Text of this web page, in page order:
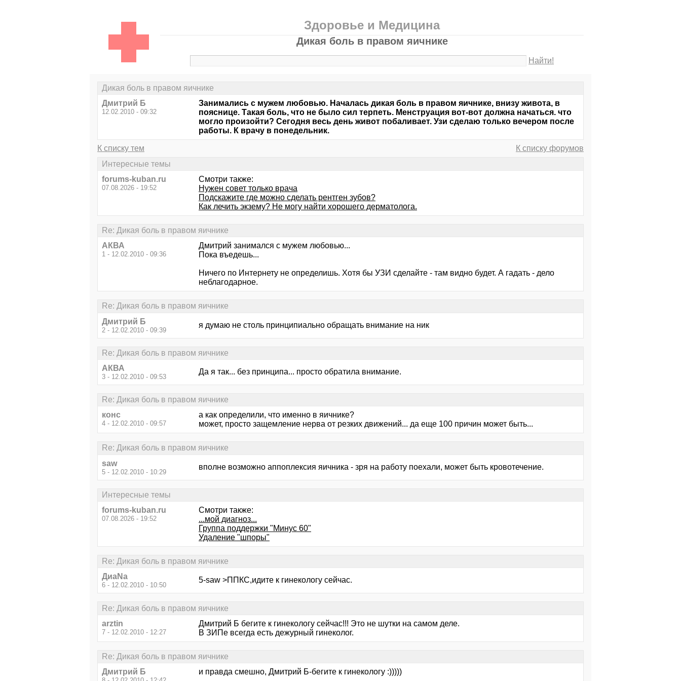
Здоровье и Медицина
Дикая боль в правом яичнике
Найти!
Дикая боль в правом яичнике
Дмитрий Б
12.02.2010 - 09:32
Занимались с мужем любовью. Началась дикая боль в правом яичнике, внизу живота, в
пояснице. Такая боль, что не было сил терпеть. Менструация вот-вот должна начаться. что
могло произойти? Сегодня весь день живот побаливает. Узи сделаю только вечером после
работы. К врачу в понедельник.
К списку тем
К списку форумов
Интересные темы
forums-kuban.ru
07.08.2026 - 19:52
Смотри также:
Нужен совет только врача
Подскажите где можно сделать рентген зубов?
Как лечить экзему? Не могу найти хорошего дерматолога.
Re: Дикая боль в правом яичнике
АКВА
1 - 12.02.2010 - 09:36
Дмитрий занимался с мужем любовью...
Пока въедешь...
Ничего по Интернету не определишь. Хотя бы УЗИ сделайте - там видно будет. А гадать - дело
неблагодарное.
Re: Дикая боль в правом яичнике
Дмитрий Б
2 - 12.02.2010 - 09:39
я думаю не столь принципиально обращать внимание на ник
Re: Дикая боль в правом яичнике
АКВА
3 - 12.02.2010 - 09:53
Да я так... без принципа... просто обратила внимание.
Re: Дикая боль в правом яичнике
конс
4 - 12.02.2010 - 09:57
а как определили, что именно в яичнике?
может, просто защемление нерва от резких движений... да еще 100 причин может быть...
Re: Дикая боль в правом яичнике
saw
5 - 12.02.2010 - 10:29
вполне возможно аппоплексия яичника - зря на работу поехали, может быть кровотечение.
Интересные темы
forums-kuban.ru
07.08.2026 - 19:52
Смотри также:
...мой диагноз...
Группа поддержки "Минус 60"
Удаление "шпоры"
Re: Дикая боль в правом яичнике
ДиаNa
6 - 12.02.2010 - 10:50
5-saw >ППКС,идите к гинекологу сейчас.
Re: Дикая боль в правом яичнике
arztin
7 - 12.02.2010 - 12:27
Дмитрий Б бегите к гинекологу сейчас!!! Это не шутки на самом деле.
В ЗИПе всегда есть дежурный гинеколог.
Re: Дикая боль в правом яичнике
Дмитрий Б
и правда смешно, Дмитрий Б-бегите к гинекологу :)))))